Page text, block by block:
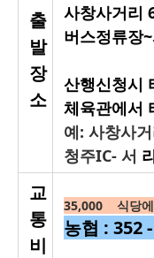
출
발
장
소
사창사거리
버스정류장
산행신청시
체육관에서
예: 사창사
청주IC- 서
교
통
비
35,000 식당에
농협 : 352